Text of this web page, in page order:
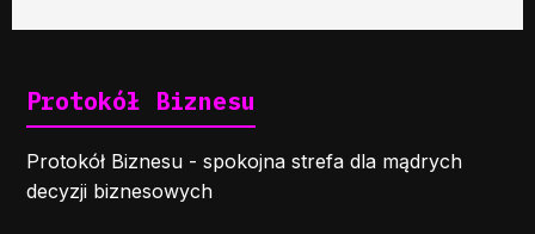
Protokół Biznesu
Protokół Biznesu - spokojna strefa dla mądrych
decyzji biznesowych